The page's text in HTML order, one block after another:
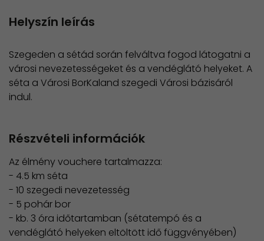
Helyszín leírás
Szegeden a sétád során felváltva fogod látogatni a
városi nevezetességeket és a vendéglátó helyeket. A
séta a Városi BorKaland szegedi Városi bázisáról
indul.
Részvételi információk
Az élmény vouchere tartalmazza:
- 4.5 km séta
- 10 szegedi nevezetesség
- 5 pohár bor
- kb. 3 óra időtartamban (sétatempó és a
vendéglátó helyeken eltöltött idő függvényében)